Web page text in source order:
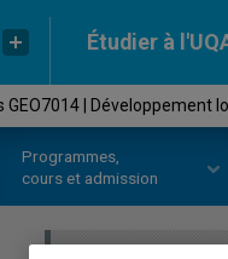
Étudier à
GEO7014 | Développement
Programmes,
cours et admission